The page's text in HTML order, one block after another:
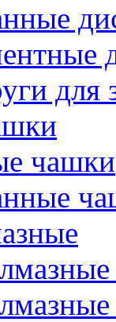
для
чашки